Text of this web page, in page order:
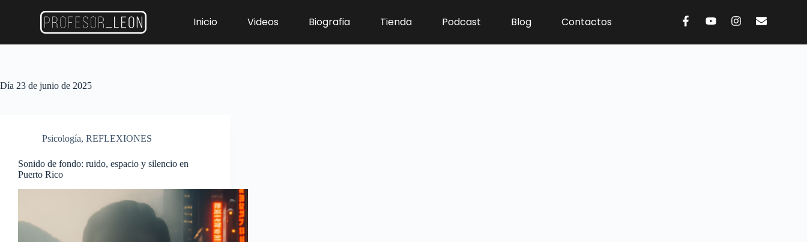
Inicio Videos Biografia Tienda Podcast Blog Contactos
Día 23 de junio de 2025
Psicología, REFLEXIONES
Sonido de fondo: ruido, espacio y silencio en
Puerto Rico